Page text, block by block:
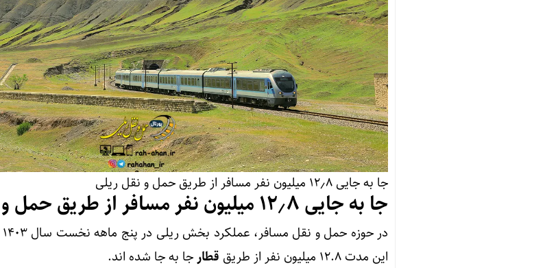
جا به جایی ۱۲٫۸ میلیون نفر مسافر از طریق حمل و نقل ریلی
جا به جایی ۱۲٫۸ میلیون نفر مسافر از طریق حمل و نقل ریلی
این مدت ۱۲.۸ میلیون نفر از طریق
قطارجا به جا شده اند.